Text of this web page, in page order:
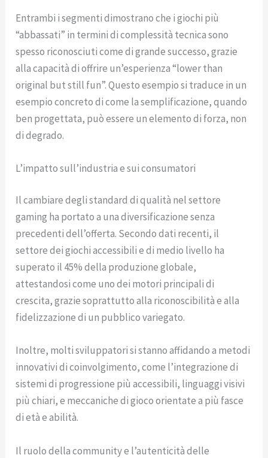
Entrambi i segmenti dimostrano che i giochi più
“abbassati” in termini di complessità tecnica sono
spesso riconosciuti come di grande successo, grazie
alla capacità di offrire un’esperienza “lower than
original but still fun”. Questo esempio si traduce in un
esempio concreto di come la semplificazione, quando
ben progettata, può essere un elemento di forza, non
di degrado.
L’impatto sull’industria e sui consumatori
Il cambiare degli standard di qualità nel settore
gaming ha portato a una diversificazione senza
precedenti dell’offerta. Secondo dati recenti, il
settore dei giochi accessibili e di medio livello ha
superato il 45% della produzione globale,
attestandosi come uno dei motori principali di
crescita, grazie soprattutto alla riconoscibilità e alla
fidelizzazione di un pubblico variegato.
Inoltre, molti sviluppatori si stanno affidando a metodi
innovativi di coinvolgimento, come l’integrazione di
sistemi di progressione più accessibili, linguaggi visivi
più chiari, e meccaniche di gioco orientate a più fasce
di età e abilità.
Il ruolo della community e l’autenticità delle